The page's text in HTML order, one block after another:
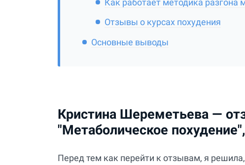
Как работает методика разгона
Отзывы о курсах похудения
Основные выводы
Кристина Шереметьева —
"Метаболическое
Перед тем как перейти к отзывам, я